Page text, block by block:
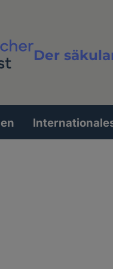
Der
Volltextsuche